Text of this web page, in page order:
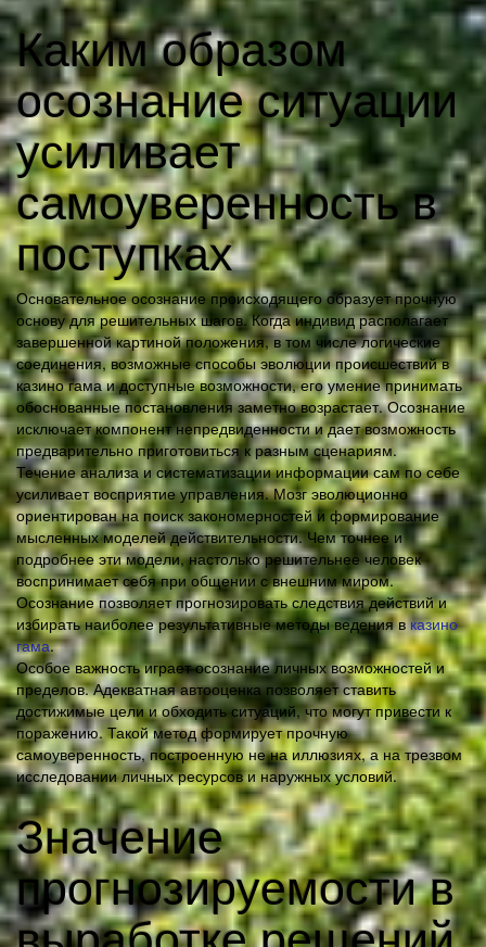
Каким образом
осознание ситуации
усиливает
самоуверенность в
поступках
Основательное осознание происходящего образует прочную
основу для решительных шагов. Когда индивид располагает
завершенной картиной положения, в том числе логические
соединения, возможные способы эволюции происшествий в
казино гама и доступные возможности, его умение принимать
обоснованные постановления заметно возрастает. Осознание
исключает компонент непредвиденности и дает возможность
предварительно приготовиться к разным сценариям.
Течение анализа и систематизации информации сам по себе
усиливает восприятие управления. Мозг эволюционно
ориентирован на поиск закономерностей и формирование
мысленных моделей действительности. Чем точнее и
подробнее эти модели, настолько решительнее человек
воспринимает себя при общении с внешним миром.
Осознание позволяет прогнозировать следствия действий и
избирать наиболее результативные методы ведения вказино
гама.
Особое важность играет осознание личных возможностей и
пределов. Адекватная автооценка позволяет ставить
достижимые цели и обходить ситуаций, что могут привести к
поражению. Такой метод формирует прочную
самоуверенность, построенную не на иллюзиях, а на трезвом
исследовании личных ресурсов и наружных условий.
Значение
прогнозируемости в